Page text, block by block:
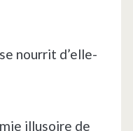
nourrit d’elle-
illusoire de